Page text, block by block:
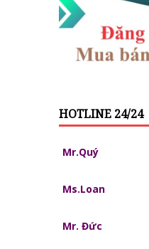
HOTLINE 24/24
Mr.Quý
Ms.Loan
Mr. Đức